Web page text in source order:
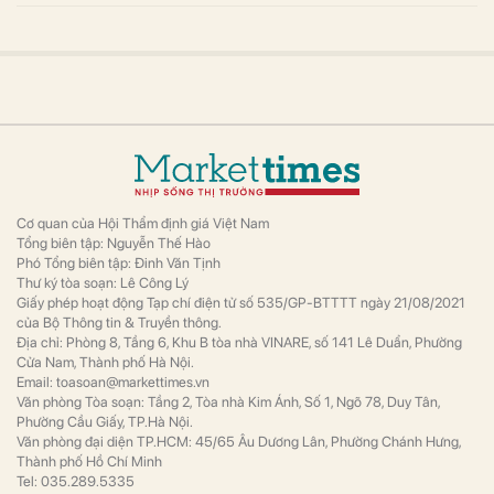
Cơ quan của Hội Thẩm định giá Việt Nam
Tổng biên tập: Nguyễn Thế Hào
Phó Tổng biên tập: Đinh Văn Tịnh
Thư ký tòa soạn: Lê Công Lý
Giấy phép hoạt động Tạp chí điện tử số 535/GP-BTTTT ngày 21/08/2021
của Bộ Thông tin & Truyền thông.
Địa chỉ: Phòng 8, Tầng 6, Khu B tòa nhà VINARE, số 141 Lê Duẩn, Phường
Cửa Nam, Thành phố Hà Nội.
Email: toasoan@markettimes.vn
Văn phòng Tòa soạn: Tầng 2, Tòa nhà Kim Ánh, Số 1, Ngõ 78, Duy Tân,
Phường Cầu Giấy, TP.Hà Nội.
Văn phòng đại diện TP.HCM: 45/65 Âu Dương Lân, Phường Chánh Hưng,
Thành phố Hồ Chí Minh
Tel: 035.289.5335